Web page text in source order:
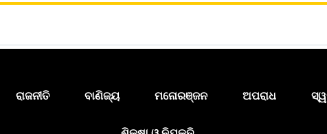
ରାଜନୀତି ବାଣିଜ୍ୟ ମନୋରଞ୍ଜନ ଅପରାଧ